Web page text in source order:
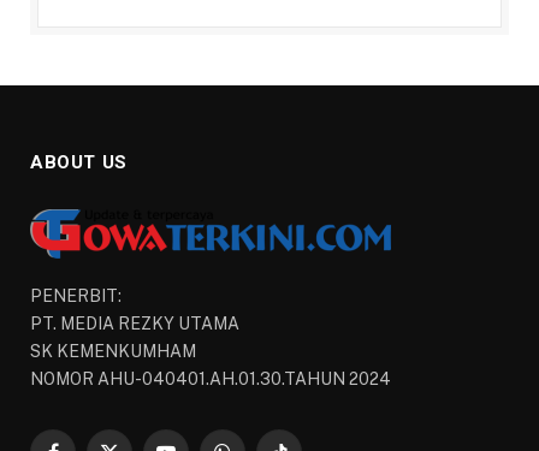
ABOUT US
PENERBIT:
PT. MEDIA REZKY UTAMA
SK KEMENKUMHAM
NOMOR AHU-040401.AH.01.30.TAHUN 2024